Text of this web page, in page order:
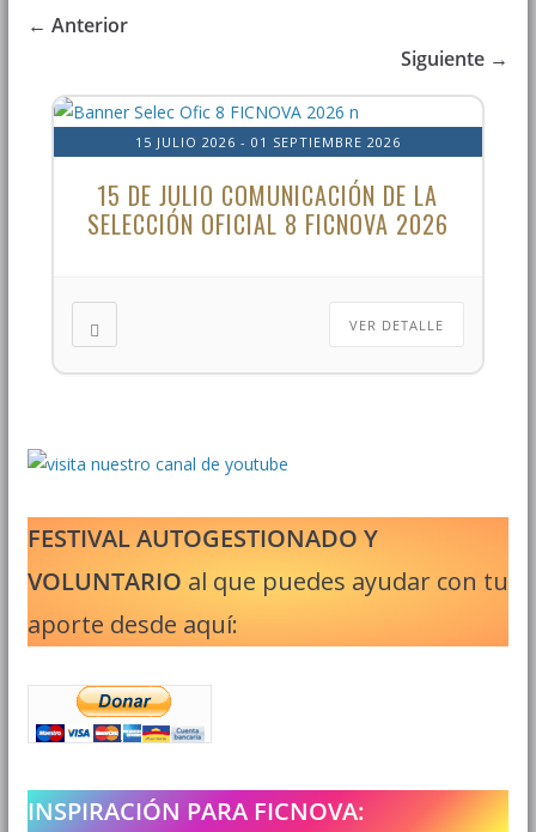
← Anterior
Siguiente →
15 JULIO 2026 - 01 SEPTIEMBRE 2026
15 DE JULIO COMUNICACIÓN DE LA
SELECCIÓN OFICIAL 8 FICNOVA 2026
VER DETALLE
FESTIVAL AUTOGESTIONADO Y
VOLUNTARIO al que puedes ayudar con tu
aporte desde aquí:
INSPIRACIÓN PARA FICNOVA: